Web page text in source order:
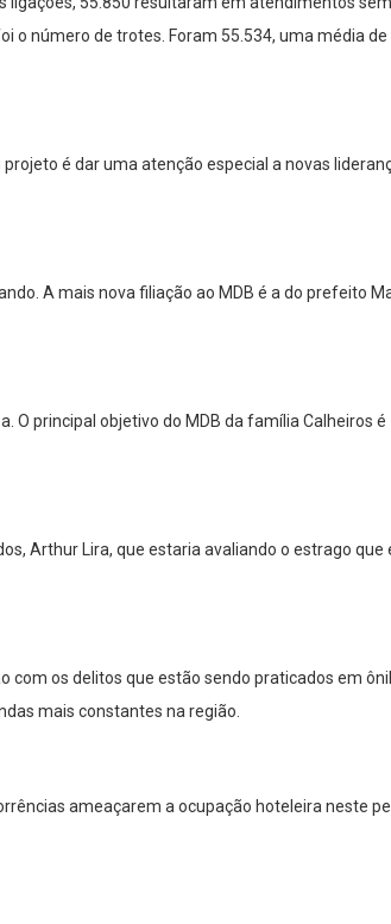
o número de trotes. Foram 55.534, uma média de
é dar uma atenção especial a novas
A mais nova filiação ao MDB é a do prefeito
O principal objetivo do MDB da família Calheiros é
Arthur Lira, que estaria avaliando o estrago que
com os delitos que estão sendo praticados em
mais constantes na região.
ameaçarem a ocupação hoteleira neste